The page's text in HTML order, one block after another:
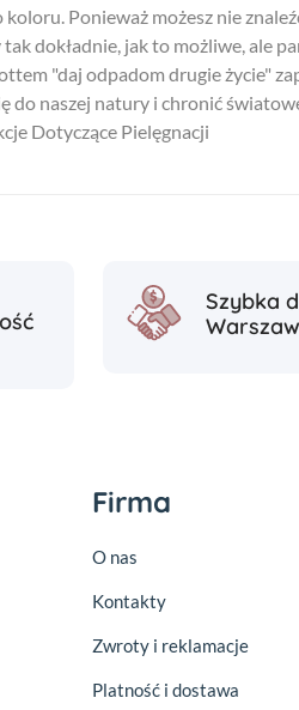
Ponieważ możesz nie
dokładnie, jak to możliwe, ale
"daj odpadom drugie życie"
do naszej natury i chronić
Dotyczące Pielęgnacji
Szybka
Firma
O nas
Kontakty
Zwroty i reklamacje
Platność i dostawa